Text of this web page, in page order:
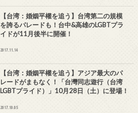
【台湾：婚姻平權を追う】台湾第二の規模
を誇るパレードも！台中&高雄のLGBTプラ
イドが11月後半に開催！
2017.11.14
【台湾：婚姻平權を追う】アジア最大のパ
レードがまもなく！「台灣同志遊行（台湾
LGBTプライド）」10月28日（土）に登場！
2017.10.05